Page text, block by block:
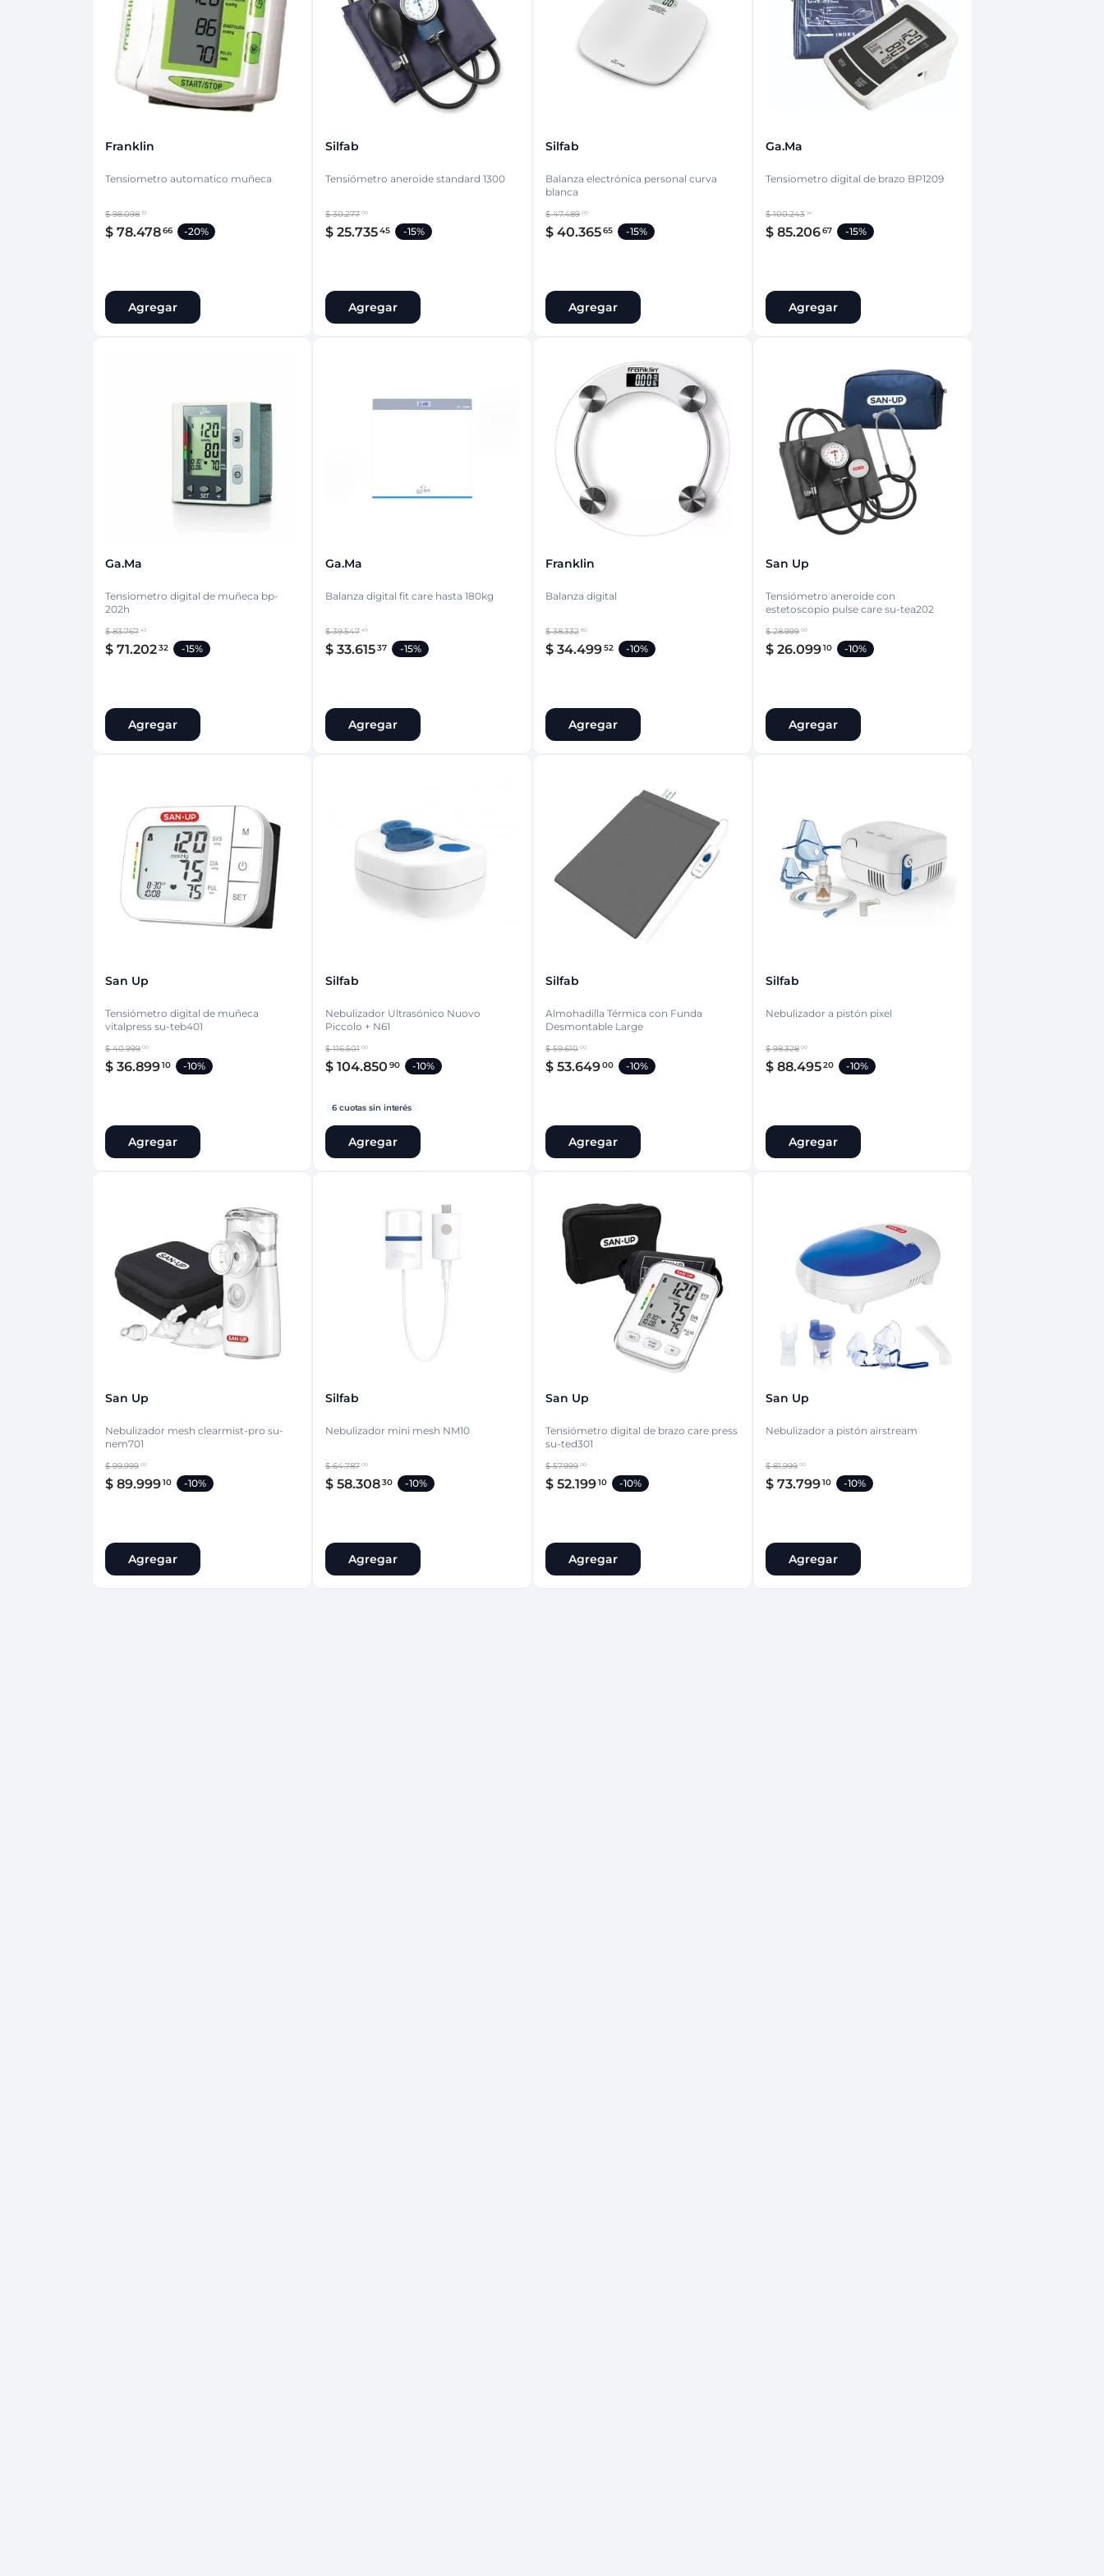
Cuidado de Salud
Cuidado de adulto
Protección Femenina
Cuidado intimo
Protectores diarios
Copas menstruales
Tampones
Toallas con y sin alas
Talcos & polvos pédicos
Aerosoles pédicos
Polvos pédicos
Talcos corporales
Espacio consciente
Franklin
Tensiometro automatico muñeca
$ 98.098 33
$ 78.47866 -20%
Agregar
Silfab
Tensiómetro aneroide standard 1300
$ 30.277 00
$ 25.73545 -15%
Agregar
Silfab
Balanza electrónica personal curva
blanca
$ 47.489 00
$ 40.36565 -15%
Agregar
Ga.ma
Tensiometro digital de brazo BP1209
$ 100.243 14
$ 85.20667 -15%
Agregar
Ga.ma
Tensiometro digital de muñeca bp-
202h
$ 83.767 43
$ 71.20232 -15%
Agregar
Ga.ma
Balanza digital fit care hasta 180kg
$ 39.547 49
$ 33.61537 -15%
Agregar
Franklin
Balanza digital
$ 38.332 80
$ 34.49952 -10%
Agregar
San Up
Tensiómetro aneroide con
estetoscopio pulse care su-tea202
$ 28.999 00
$ 26.09910 -10%
Agregar
San Up
Tensiómetro digital de muñeca
vitalpress su-teb401
$ 40.999 00
$ 36.89910 -10%
Agregar
Silfab
Nebulizador Ultrasónico Nuovo
Piccolo + N61
$ 116.501 00
$ 104.850 90 -10%
6cuotas sin interés
Agregar
Silfab
Almohadilla Térmica con Funda
Desmontable Large
$ 59.610 00
$ 53.64900 -10%
Agregar
Silfab
Nebulizador a pistón pixel
$ 98.328 00
$ 88.49520 -10%
Agregar
San Up
Nebulizador mesh clearmist-pro su-
nem701
$ 99.999 00
$ 89.99910 -10%
Agregar
Silfab
Nebulizador mini mesh NM10
$ 64.787 00
$ 58.30830 -10%
Agregar
San Up
Tensiómetro digital de brazo care press
su-ted301
$ 57.999 00
$ 52.19910 -10%
Agregar
San Up
Nebulizador a pistón airstream
$ 81.999 00
$ 73.79910 -10%
Agregar